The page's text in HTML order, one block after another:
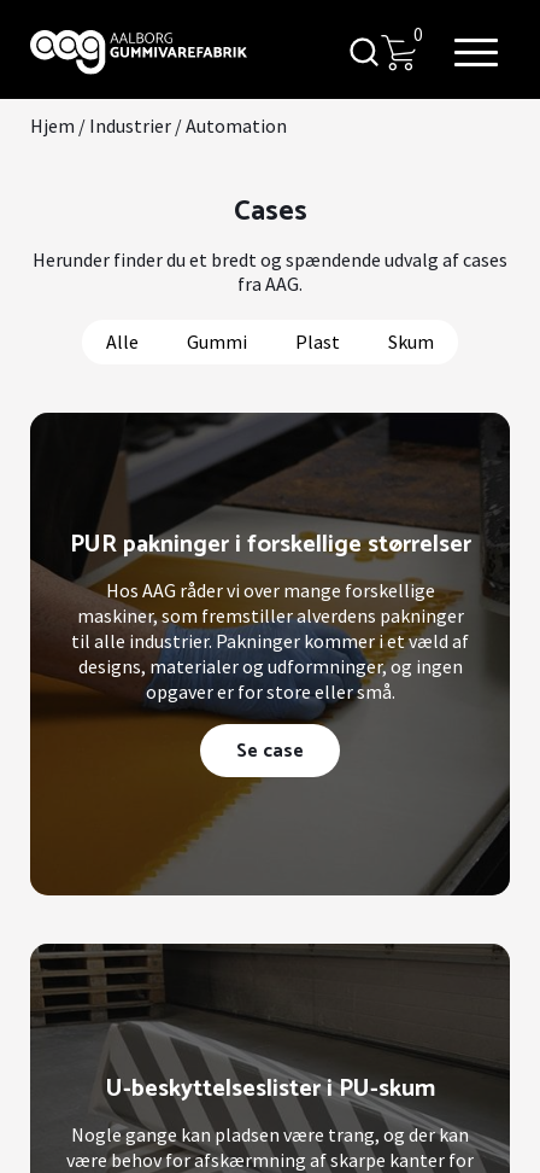
0
Hjem / Industrier /Automation
Cases
Herunder finder du et bredt og spændende udvalg af cases
fra AAG.
Alle Gummi Plast Skum
PUR pakninger i forskellige størrelser
Hos AAG råder vi over mange forskellige
maskiner, som fremstiller alverdens pakninger
til alle industrier. Pakninger kommer i et væld af
designs, materialer og udformninger, og ingen
opgaver er for store eller små.
Se case
U-beskyttelseslister i PU-skum
Nogle gange kan pladsen være trang, og der kan
være behov for afskærmning af skarpe kanter for